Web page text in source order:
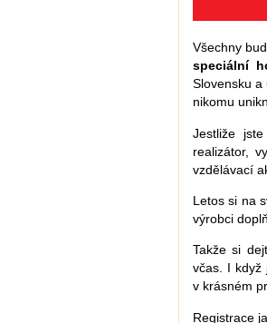
Všechny
speciální
Slovensku a
nikomu
Jestliže
realizátor,
vzdělávací
Letos si na
výrobci
Takže si
včas. I když
v krásném
Registrace